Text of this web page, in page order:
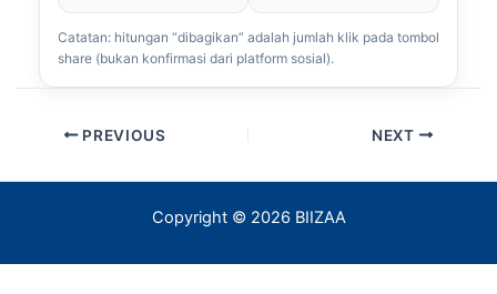
Catatan: hitungan “dibagikan” adalah jumlah klik pada tombol
share (bukan konfirmasi dari platform sosial).
PREVIOUS NEXT
Copyright © 2026 BIIZAA